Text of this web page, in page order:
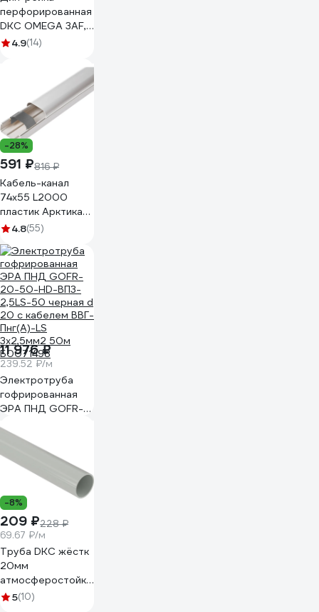
перфорированная
DKC OMEGA 3AF,
2м 35x15мм.
4.9(14)
-28%
591 ₽816 ₽
Кабель-канал
74x55 L2000
пластик Арктика
белый Рувинил
РКК-74Х55
4.8(55)
11 976 ₽
239.52 ₽/м
Электротруба
гофрированная
ЭРА ПНД GOFR-
2,5LS-50 черная d
20 с кабелем ВВГ-
Пнг(А)-LS
3х2,5мм2 50м
Б0071498
-8%
209 ₽228 ₽
69.67 ₽/м
Труба DKC жёстк
20мм
атмосферостойкая
3м 63920UFDIY
5(10)